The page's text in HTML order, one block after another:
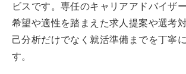
ビスです。専任のキャリアアドバイザ
希望や適性を踏まえた求人提案や選考
己分析だけでなく就活準備までを丁寧
す。